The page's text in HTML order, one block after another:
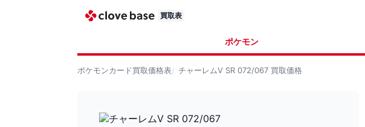
買取表
ポケモン
ポケモンカード買取価格表 チャーレムV SR 072/067 買取価格